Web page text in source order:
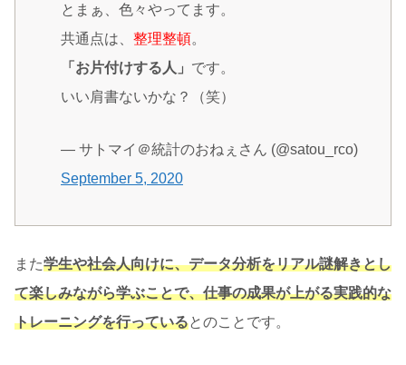
とまぁ、色々やってます。
共通点は、 整理整頓。
「お片付けする人」 です。
いい肩書ないかな？（笑）
— サトマイ＠統計のおねぇさん (@satou_rco)
September 5, 2020
また学生や社会人向けに、データ分析をリアル謎解きとし
て楽しみながら学ぶことで、仕事の成果が上がる実践的な
トレーニングを行っているとのことです。